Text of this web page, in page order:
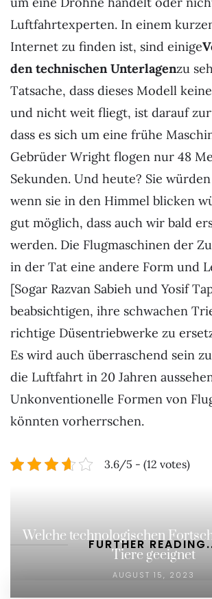
Luftfahrtexperten. In einem
Internet zu finden ist, sind einige
den technischen Unterlagenzu
Tatsache, dass dieses Modell
und nicht weit fliegt, ist darauf
dass es sich um eine frühe
Gebrüder Wright flogen nur 48
Sekunden. Und heute? Sie
wenn sie in den Himmel blicken
gut möglich, dass auch wir bald
werden. Die Flugmaschinen der
in der Tat eine andere Form und
[Sogar Razvan Sabieh und Yosif
beabsichtigen, ihre schwachen
richtige Düsentriebwerke zu
Es wird auch überraschend sein
die Luftfahrt in 20 Jahren
Unkonventionelle Formen von
könnten vorherrschen.
3.6/5 - (12 votes)
FURTHER
Welche technologischen
Tiere geeignet
AUGUST 15, 2023